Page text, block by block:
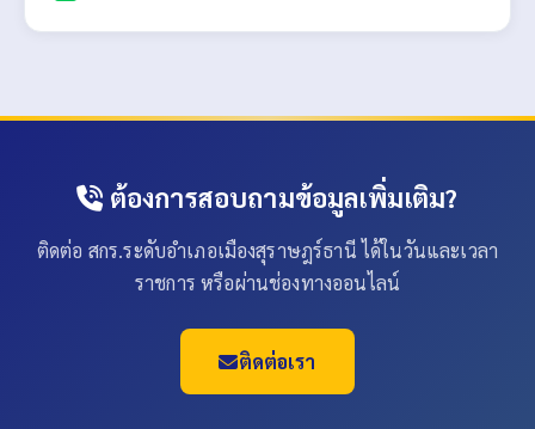
ต้องการสอบถามข้อมูลเพิ่มเติม?
ติดต่อ สกร.ระดับอำเภอเมืองสุราษฎร์ธานี ได้ในวันและเวลา
ราชการ หรือผ่านช่องทางออนไลน์
ติดต่อเรา